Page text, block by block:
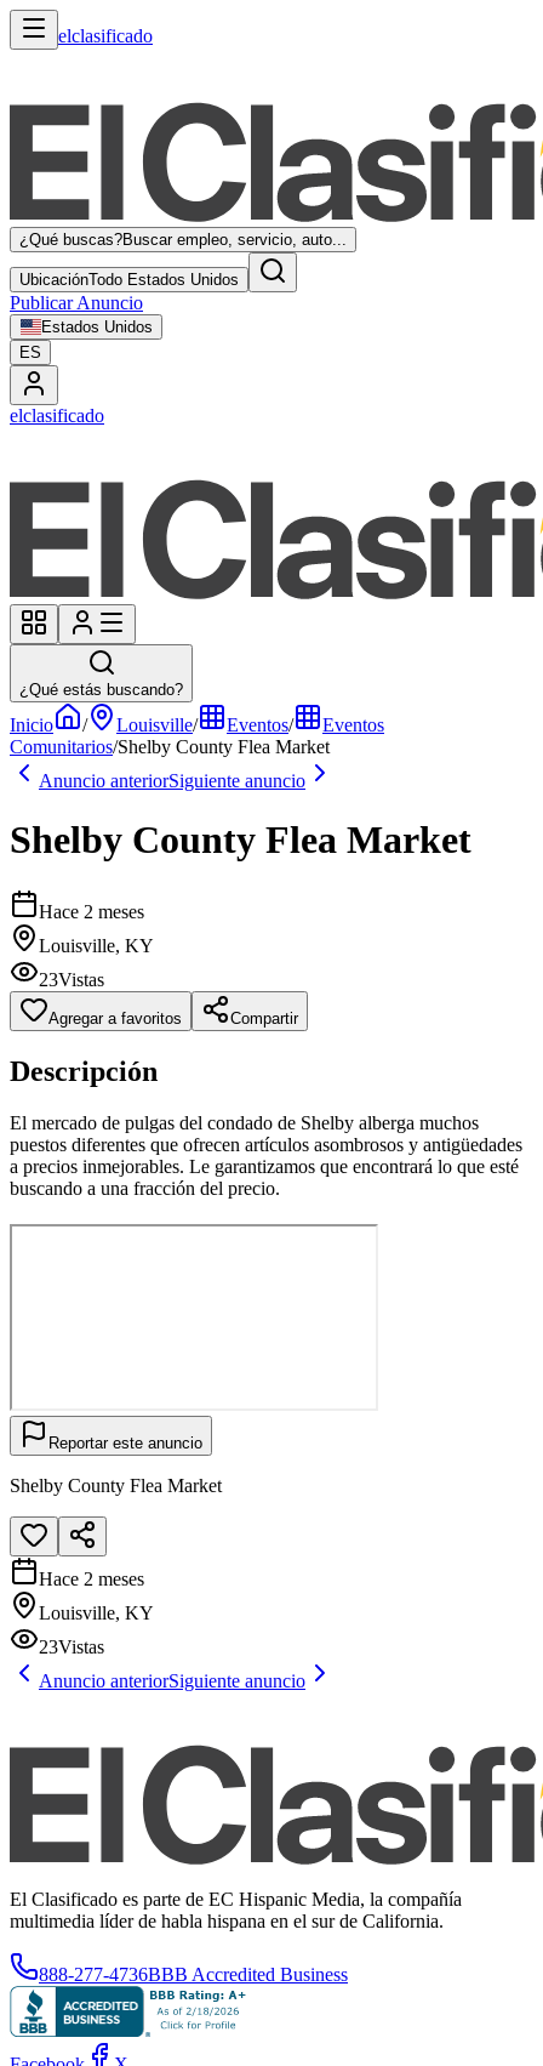
elclasificado
¿Qué buscas?Buscar empleo, servicio, auto...
UbicaciónTodo Estados Unidos
Publicar Anuncio
Estados Unidos
ES
elclasificado
¿Qué estás buscando?
Inicio / Louisville/ Eventos/
Eventos
Comunitarios/Shelby County Flea Market
Anuncio anteriorSiguiente anuncio
Shelby County Flea Market
Hace 2 meses
Louisville, KY
23Vistas
Agregar a favoritos Compartir
Descripción
El mercado de pulgas del condado de Shelby alberga muchos
puestos diferentes que ofrecen artículos asombrosos y antigüedades
a precios inmejorables. Le garantizamos que encontrará lo que esté
buscando a una fracción del precio.
Reportar este anuncio
Shelby County Flea Market
Hace 2 meses
Louisville, KY
23Vistas
Anuncio anteriorSiguiente anuncio
El Clasificado es parte de EC Hispanic Media, la compañía
multimedia líder de habla hispana en el sur de California.
888-277-4736BBB Accredited Business